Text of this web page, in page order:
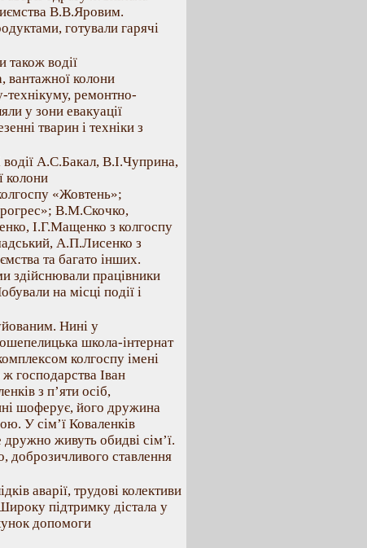
В.В.Яровим.
готували гарячі
також водії
вантажної колони
технікуму, ремонтно-
у зони евакуації
тварин і техніки з
водії А.С.Бакал, В.І.Чуприна,
колони
«Жовтень»;
В.М.Скочко,
І.Г.Мащенко з колгоспу
А.П.Лисенко з
та багато інших.
здійснювали працівники
на місці події і
Нині у
школа-інтернат
колгоспу імені
господарства Іван
з п’яти осіб,
шоферує, його дружина
У сім’ї Коваленків
дружно живуть обидві сім’ї.
доброзичливого ставлення
аварії, трудові колективи
підтримку дістала у
допомоги